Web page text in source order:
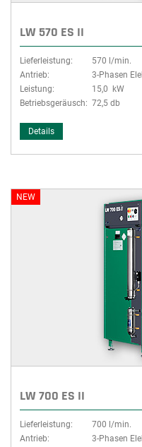
LW 570 ES II
Lieferleistung:
570 l/min.
Antrieb:
3-Phasen
Leistung:
15,0 kW
Betriebsgeräusch: 72,5 db
Details
NEW
LW 700 ES II
Lieferleistung:
700 l/min.
Antrieb:
3-Phasen